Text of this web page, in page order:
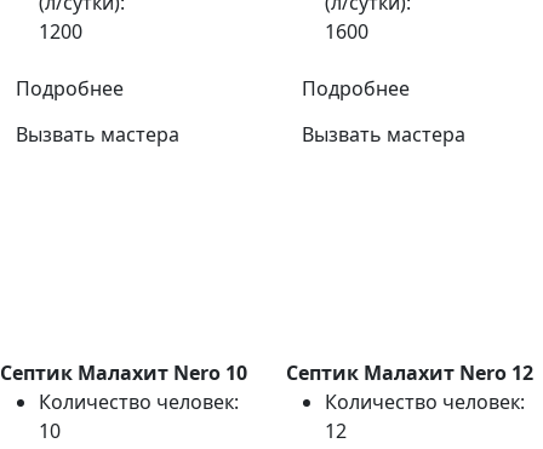
1200
Подробнее
Вызвать мастера
1600
Подробнее
Вызвать мастера
Септик Малахит Nero 10
Количество человек:
10
Септик Малахит Nero 12
Количество человек:
12